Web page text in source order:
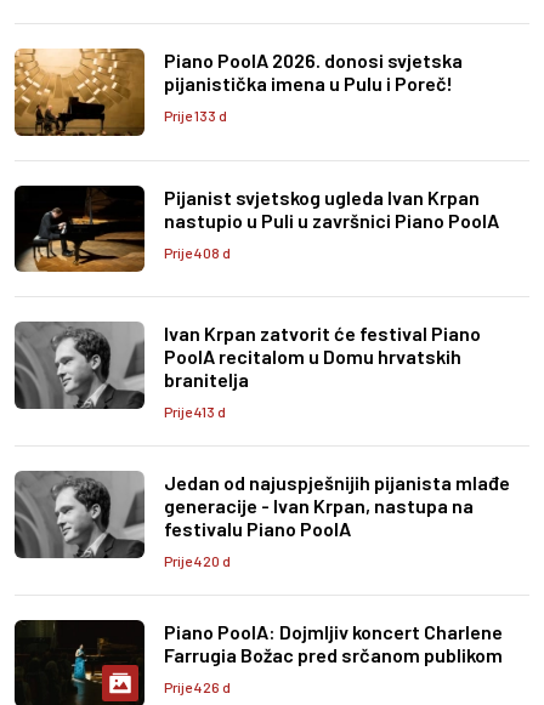
Piano PoolA 2026. donosi svjetska
pijanistička imena u Pulu i Poreč!
Prije 133 d
Pijanist svjetskog ugleda Ivan Krpan
nastupio u Puli u završnici Piano PoolA
Prije 408 d
Ivan Krpan zatvorit će festival Piano
PoolA recitalom u Domu hrvatskih
branitelja
Prije 413 d
Jedan od najuspješnijih pijanista mlađe
generacije - Ivan Krpan, nastupa na
festivalu Piano PoolA
Prije 420 d
Piano PoolA: Dojmljiv koncert Charlene
Farrugia Božac pred srčanom publikom
Prije 426 d